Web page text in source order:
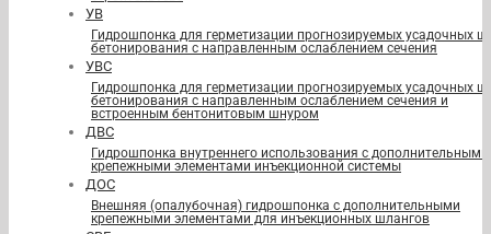
УВ
Гидрошпонка для герметизации прогнозируемых усадочных
бетонирования с направленным ослаблением сечения
УВС
Гидрошпонка для герметизации прогнозируемых усадочных
бетонирования с направленным ослаблением сечения и
встроенным бентонитовым шнуром
ДВС
Гидрошпонка внутреннего использования с дополнительными
крепежными элементами инъекционной системы
ДОС
Внешняя (опалубочная) гидрошпонка с дополнительными
крепежными элементами для инъекционных шлангов